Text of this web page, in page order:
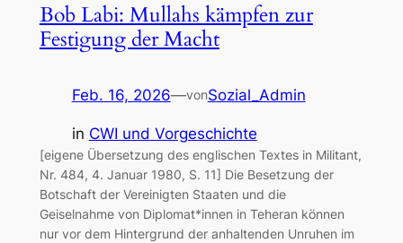
Bob Labi: Mullahs kämpfen zur
Festigung der Macht
Feb. 16, 2026—vonSozial_Admin
in CWI und Vorgeschichte
[eigene Übersetzung des englischen Textes in Militant,
Nr. 484, 4. Januar 1980, S. 11] Die Besetzung der
Botschaft der Vereinigten Staaten und die
Geiselnahme von Diplomat*innen in Teheran können
nur vor dem Hintergrund der anhaltenden Unruhen im